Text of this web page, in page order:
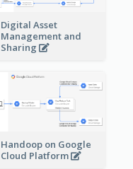
Digital Asset
Management and
Sharing
Handoop on Google
Cloud Platform